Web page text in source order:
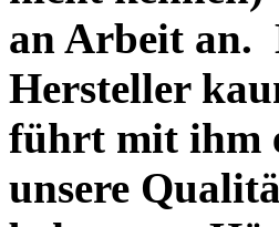
an Arbeit an.
Hersteller
führt mit ihm
unsere